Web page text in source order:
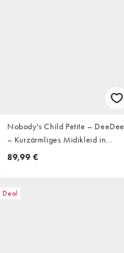
Nobody's Child Petite – DeeDee
– Kurzärmliges Midikleid in
Grün mit Blumenmuster, U-
89,99 €
Deal